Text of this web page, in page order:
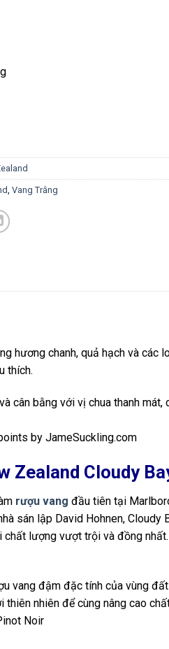
, Vang Trắng
hương chanh, quả hạch và các
thích.
cân bằng với vị chua thanh mát,
by JameSuckling.com
Zealand Cloudy
rượu vang đầu tiên tại
sán lập David Hohnen, Cloudy
lượng vượt trội và đồng
vang đậm đặc tính của vùng
thiên nhiên để cùng nâng cao
Noir